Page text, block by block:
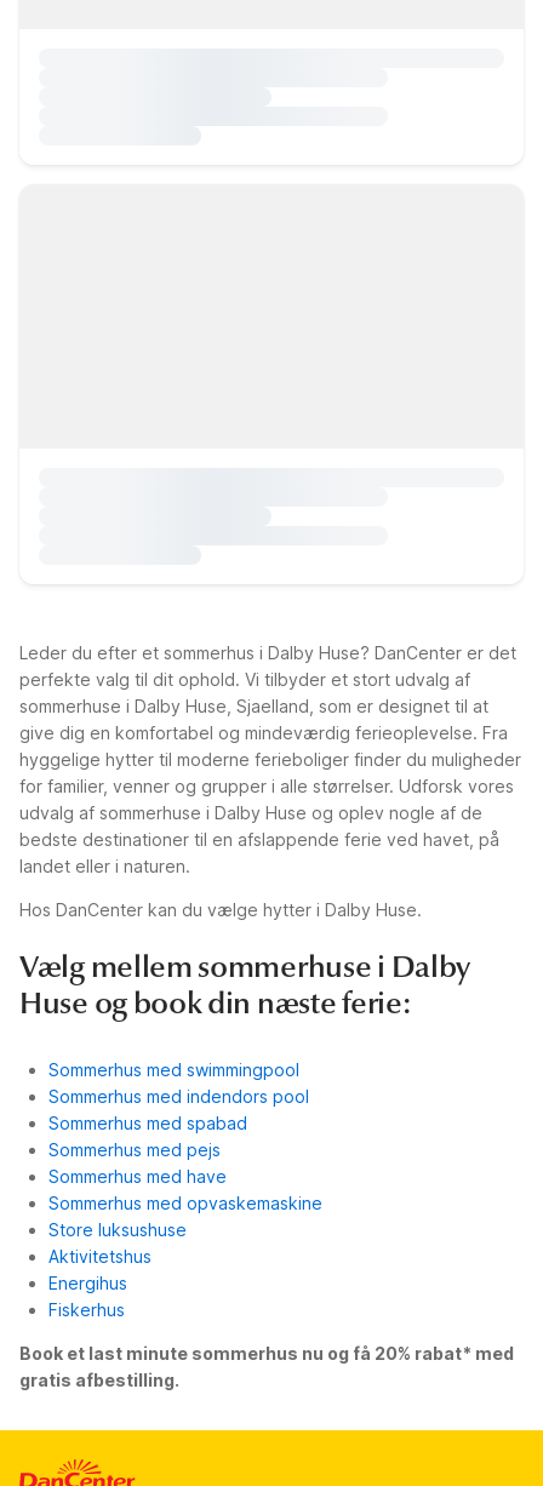
Leder du efter et sommerhus i Dalby Huse? DanCenter er det
perfekte valg til dit ophold. Vi tilbyder et stort udvalg af
sommerhuse i Dalby Huse, Sjaelland, som er designet til at
give dig en komfortabel og mindeværdig ferieoplevelse. Fra
hyggelige hytter til moderne ferieboliger finder du muligheder
for familier, venner og grupper i alle størrelser. Udforsk vores
udvalg af sommerhuse i Dalby Huse og oplev nogle af de
bedste destinationer til en afslappende ferie ved havet, på
landet eller i naturen.
Hos DanCenter kan du vælge hytter i Dalby Huse.
Vælg mellem sommerhuse i Dalby
Huse og book din næste ferie:
Sommerhus med swimmingpool
Sommerhus med indendors pool
Sommerhus med spabad
Sommerhus med pejs
Sommerhus med have
Sommerhus med opvaskemaskine
Store luksushuse
Aktivitetshus
Energihus
Fiskerhus
Book et last minute sommerhus nu og få 20% rabat* med
gratis afbestilling.